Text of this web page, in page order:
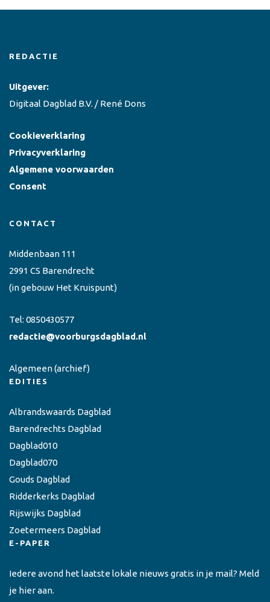
REDACTIE
Uitgever:
Digitaal Dagblad B.V. / René Dons
Cookieverklaring
Privacyverklaring
Algemene voorwaarden
Consent
CONTACT
Middenbaan 111
2991 CS Barendrecht
(in gebouw Het Kruispunt)
Tel: 0850430577
redactie@voorburgsdagblad.nl
Algemeen(archief)
EDITIES
Albrandswaards Dagblad
Barendrechts Dagblad
Dagblad010
Dagblad070
Gouds Dagblad
Ridderkerks Dagblad
Rijswijks Dagblad
Zoetermeers Dagblad
E-PAPER
Iedere avond het laatste lokale nieuws gratis in je mail? Meld
je hier aan.